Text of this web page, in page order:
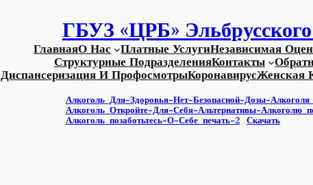
ГБУЗ «ЦРБ»
ГлавнаяО Нас Платные УслугиНезависимая
Структурные ПодразделенияКонтакты
Диспансеризация И ПрофосмотрыКоронавирусЖенская
Алкоголь_Для-Здоровья-Нет-Безопасной-Дозы-
Алкоголь_Откройте-Для-Себя-Альтернативы-
Алкоголь_позаботьтесь-О-Себе_печать-2 Скачать